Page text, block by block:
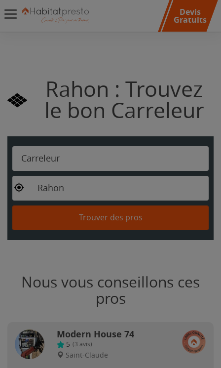
Devis
Gratuits
Rahon : Trouvez
le bon Carreleur
Carreleur
Rahon
Trouver des pros
Nous vous conseillons ces
pros
Modern House 74
5 (3 avis)
Saint-Claude